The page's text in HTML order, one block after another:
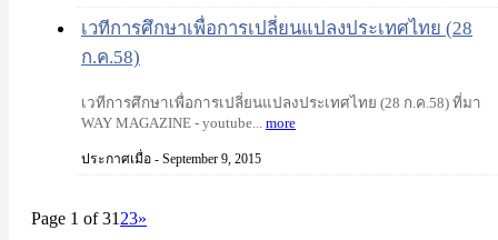
เวทีการศึกษาเพื่อการเปลี่ยนแปลงประเทศไทย (28
ก.ค.58)
เวทีการศึกษาเพื่อการเปลี่ยนแปลงประเทศไทย (28 ก.ค.58) ที่มา
WAY MAGAZINE - youtube... more
ประกาศเมื่อ - September 9, 2015
Page 1 of 31 23»